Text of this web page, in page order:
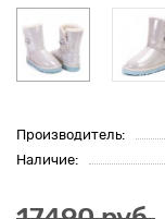
Производитель:
Наличие: